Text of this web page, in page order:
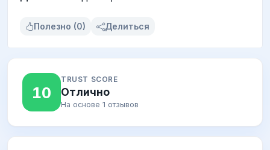
Полезно (0) Делиться
10
TRUST SCORE
Отлично
На основе 1 отзывов